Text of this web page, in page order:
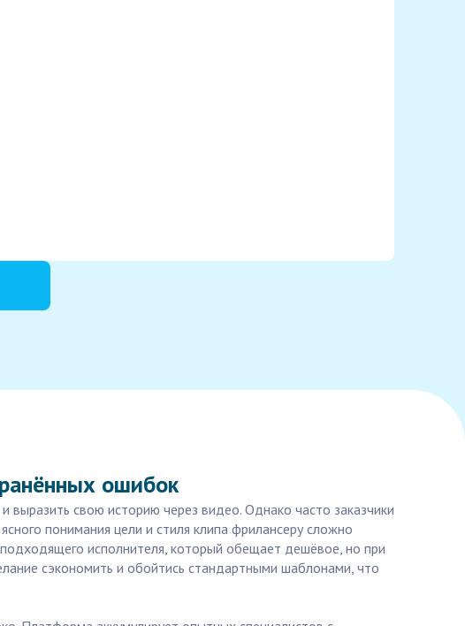
ошибок
свою историю через видео. Однако часто заказчики
понимания цели и стиля клипа фрилансеру сложно
исполнителя, который обещает дешёвое, но при
сэкономить и обойтись стандартными шаблонами, что